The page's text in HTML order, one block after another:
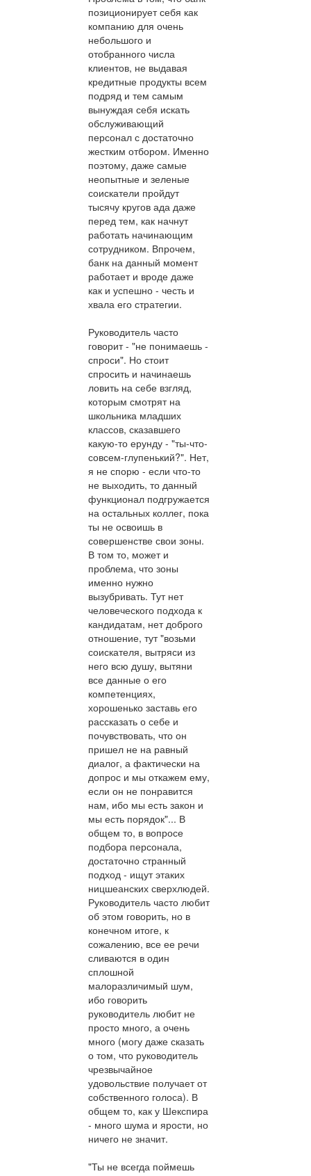
позиционирует себя как
компанию для очень
небольшого и
отобранного числа
клиентов, не выдавая
кредитные продукты всем
подряд и тем самым
вынуждая себя искать
обслуживающий
персонал с достаточно
жестким отбором. Именно
поэтому, даже самые
неопытные и зеленые
соискатели пройдут
тысячу кругов ада даже
перед тем, как начнут
работать начинающим
сотрудником. Впрочем,
банк на данный момент
работает и вроде даже
как и успешно - честь и
хвала его стратегии.
Руководитель часто
говорит - "не понимаешь -
спроси". Но стоит
спросить и начинаешь
ловить на себе взгляд,
которым смотрят на
школьника младших
классов, сказавшего
какую-то ерунду - "ты-что-
совсем-глупенький?". Нет,
я не спорю - если что-то
не выходить, то данный
функционал подгружается
на остальных коллег, пока
ты не освоишь в
совершенстве свои зоны.
В том то, может и
проблема, что зоны
именно нужно
вызубривать. Тут нет
человеческого подхода к
кандидатам, нет доброго
отношение, тут "возьми
соискателя, вытряси из
него всю душу, вытяни
все данные о его
компетенциях,
хорошенько заставь его
рассказать о себе и
почувствовать, что он
пришел не на равный
диалог, а фактически на
допрос и мы откажем ему,
если он не понравится
нам, ибо мы есть закон и
мы есть порядок"... В
общем то, в вопросе
подбора персонала,
достаточно странный
подход - ищут этаких
ницшеанских сверхлюдей.
Руководитель часто любит
об этом говорить, но в
конечном итоге, к
сожалению, все ее речи
сливаются в один
сплошной
малоразличимый шум,
ибо говорить
руководитель любит не
просто много, а очень
много (могу даже сказать
о том, что руководитель
чрезвычайное
удовольствие получает от
собственного голоса). В
общем то, как у Шекспира
- много шума и ярости, но
ничего не значит.
"Ты не всегда поймешь